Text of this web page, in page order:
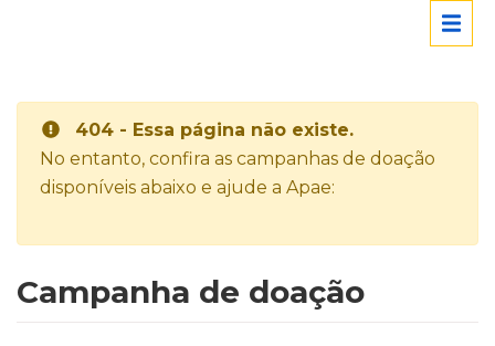
404 - Essa página não existe.
No entanto, confira as campanhas de doação
disponíveis abaixo e ajude a Apae:
Campanha de doação